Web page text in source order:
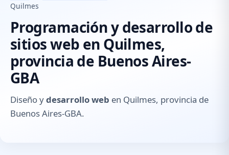
Quilmes
Programación y desarrollo de
sitios web en Quilmes,
provincia de Buenos Aires-
GBA
Diseño ydesarrollo web en Quilmes, provincia de
Buenos Aires-GBA.